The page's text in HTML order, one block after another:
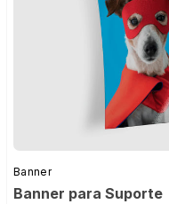
Banner
Banner para Suporte